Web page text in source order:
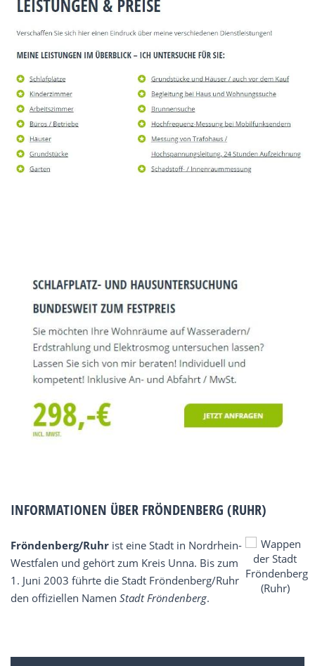
INFORMATIONEN ÜBER FRÖNDENBERG (RUHR)
Fröndenberg/Ruhr ist eine Stadt in Nordrhein-
Westfalen und gehört zum Kreis Unna. Bis zum
1. Juni 2003 führte die Stadt Fröndenberg/Ruhr
den offiziellen Namen Stadt Fröndenberg.